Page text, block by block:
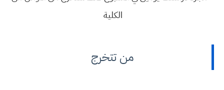
الكلية
من تتخرج